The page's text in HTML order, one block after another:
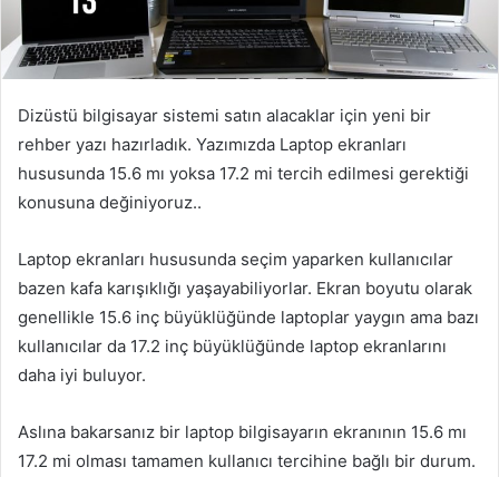
Dizüstü bilgisayar sistemi satın alacaklar için yeni bir
rehber yazı hazırladık. Yazımızda Laptop ekranları
hususunda 15.6 mı yoksa 17.2 mi tercih edilmesi gerektiği
konusuna değiniyoruz..
Laptop ekranları hususunda seçim yaparken kullanıcılar
bazen kafa karışıklığı yaşayabiliyorlar. Ekran boyutu olarak
genellikle 15.6 inç büyüklüğünde laptoplar yaygın ama bazı
kullanıcılar da 17.2 inç büyüklüğünde laptop ekranlarını
daha iyi buluyor.
Aslına bakarsanız bir laptop bilgisayarın ekranının 15.6 mı
17.2 mi olması tamamen kullanıcı tercihine bağlı bir durum.